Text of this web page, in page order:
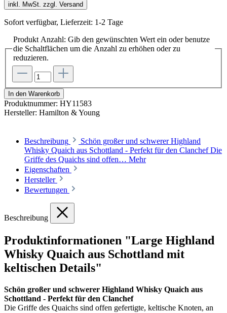
inkl. MwSt. zzgl. Versand
Sofort verfügbar, Lieferzeit: 1-2 Tage
Produkt Anzahl: Gib den gewünschten Wert ein oder benutze
die Schaltflächen um die Anzahl zu erhöhen oder zu
reduzieren.
In den Warenkorb
Produktnummer: HY11583
Hersteller: Hamilton & Young
Beschreibung
Schön großer und schwerer Highland
Whisky Quaich aus Schottland - Perfekt für den Clanchef Die
Griffe des Quaichs sind offen… Mehr
Eigenschaften
Hersteller
Bewertungen
Beschreibung
Produktinformationen "Large Highland
Whisky Quaich aus Schottland mit
keltischen Details"
Schön großer und schwerer Highland Whisky Quaich aus
Schottland - Perfekt für den Clanchef
Die Griffe des Quaichs sind offen gefertigte, keltische Knoten, an